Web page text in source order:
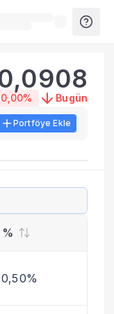
Bugün
Portföye Ekle
%